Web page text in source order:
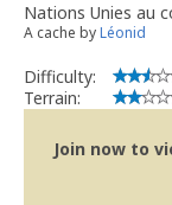
Nations Unies au
A cache byLéonid
Difficulty:
Terrain:
Join now to